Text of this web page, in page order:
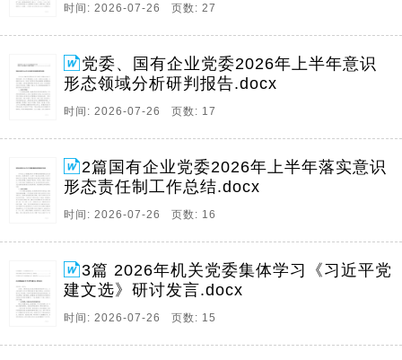
时间: 2026-07-26 页数: 27
党委、国有企业党委2026年上半年意识
形态领域分析研判报告.docx
时间: 2026-07-26 页数: 17
2篇国有企业党委2026年上半年落实意识
形态责任制工作总结.docx
时间: 2026-07-26 页数: 16
3篇 2026年机关党委集体学习《习近平党
建文选》研讨发言.docx
时间: 2026-07-26 页数: 15